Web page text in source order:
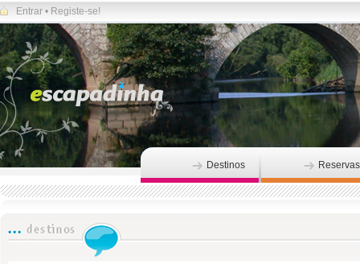
Entrar • Registe-se!
Destinos Reservas